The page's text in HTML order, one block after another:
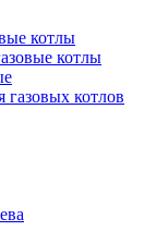
котлы
котлы
котлов